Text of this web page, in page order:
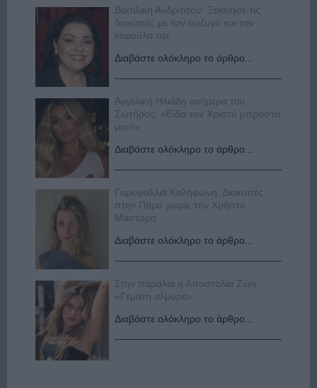
Βασιλική Ανδρίτσου: Ξεκίνησε τις
διακοπές με τον σύζυγο και την
κορούλα της
Διαβάστε ολόκληρο το άρθρο...
Αγγελική Ηλιάδη ανήμερα του
Σωτήρος: «Είδα τον Χριστό μπροστά
μου!»
Διαβάστε ολόκληρο το άρθρο...
Γαρυφαλλιά Καληφώνη: Διακοπές
στην Πάρο χωρίς τον Χρήστο
Μάστορα
Διαβάστε ολόκληρο το άρθρο...
Στην παραλία η Αποστολία Ζώη:
«Γεμάτη αλμύρα»
Διαβάστε ολόκληρο το άρθρο...